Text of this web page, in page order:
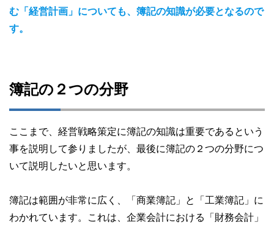
む「経営計画」についても、簿記の知識が必要となるので
す。
簿記の２つの分野
ここまで、経営戦略策定に簿記の知識は重要であるという
事を説明して参りましたが、最後に簿記の２つの分野につ
いて説明したいと思います。
簿記は範囲が非常に広く、「商業簿記」と「工業簿記」に
わかれています。これは、企業会計における「財務会計」